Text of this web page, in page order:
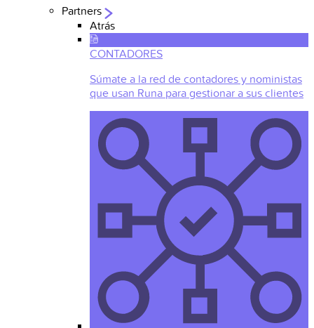
Partners
Atrás
CONTADORES
Súmate a la red de contadores y noministas
que usan Runa para gestionar a sus clientes